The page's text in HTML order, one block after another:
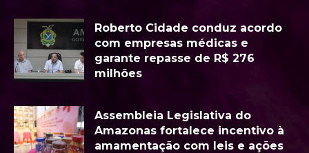
Roberto Cidade conduz acordo
com empresas médicas e
garante repasse de R$ 276
milhões
Assembleia Legislativa do
Amazonas fortalece incentivo à
amamentação com leis e ações